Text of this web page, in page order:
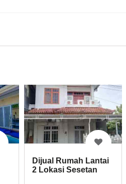
Dijual Rumah Lantai
2 Lokasi Sesetan